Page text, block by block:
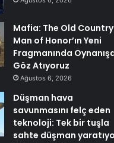
Mafia: The Old
Man of Honor’ın Yeni
Fragmanında
Göz Atıyoruz
Ağustos 6, 2026
Düşman hava
savunmasını felç eden
teknoloji: Tek bir tuşla
sahte düşman